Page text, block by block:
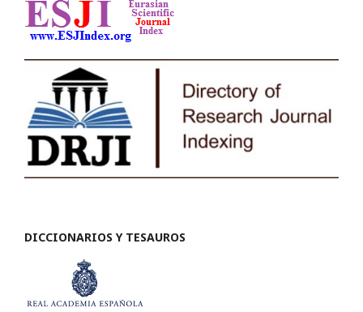
DICCIONARIOS Y TESAUROS